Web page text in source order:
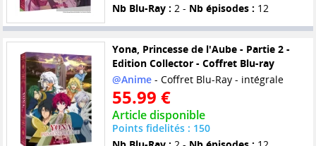
Nb Blu-Ray : 2 - Nb épisodes : 12
Yona, Princesse de l'Aube - Partie 2 -
Edition Collector - Coffret Blu-ray
@Anime- Coffret Blu-Ray - intégrale
55.99 €
Article disponible
Points fidelités : 150